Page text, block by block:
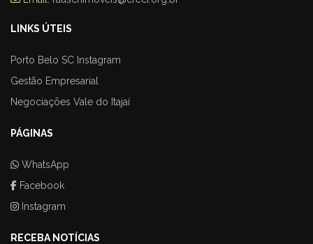
LINKS ÚTEIS
Porto Belo SC Instagram
Gestão Empresarial
Negociações Vale do Itajaí
PÁGINAS
WhatsApp
Facebook
Instagram
RECEBA NOTÍCIAS